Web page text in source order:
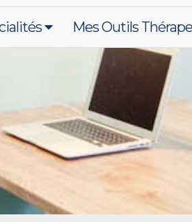
Mes Outils